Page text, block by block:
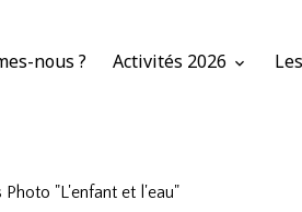
nous ? Activités 2026
Photo "L'enfant et l'eau"